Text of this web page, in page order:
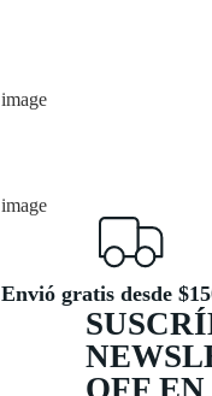
Envió gratis desde